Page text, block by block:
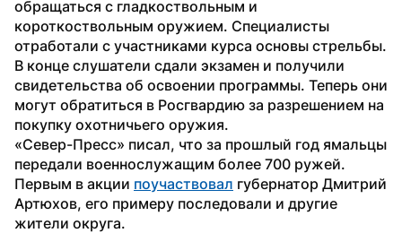
обращаться с гладкоствольным и
короткоствольным оружием. Специалисты
отработали с участниками курса основы стрельбы.
В конце слушатели сдали экзамен и получили
свидетельства об освоении программы. Теперь они
могут обратиться в Росгвардию за разрешением на
покупку охотничьего оружия.
«Север-Пресс» писал, что за прошлый год ямальцы
передали военнослужащим более 700 ружей.
Первым в акции поучаствовал губернатор Дмитрий
Артюхов, его примеру последовали и другие
жители округа.